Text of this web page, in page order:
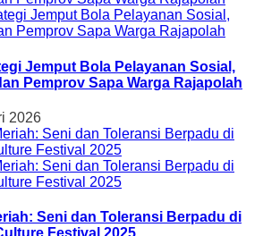
Jemput Bola Pelayanan Sosial,
Pemprov Sapa Warga Rajapolah
2026
Seni dan Toleransi Berpadu di
Festival 2025